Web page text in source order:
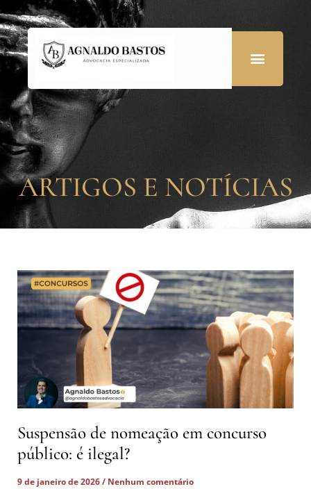
ARTIGOS E NOTÍCIAS
Suspensão de nomeação em concurso
público: é ilegal?
9 de janeiro de 2026
Nenhum comentário